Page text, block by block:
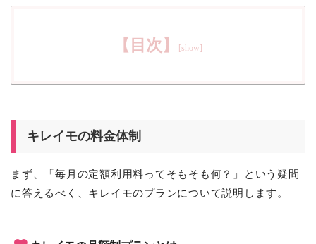
【目次】
キレイモの料金体制
まず、「毎月の定額利用料ってそもそも何？」という疑問
に答えるべく、キレイモのプランについて説明します。